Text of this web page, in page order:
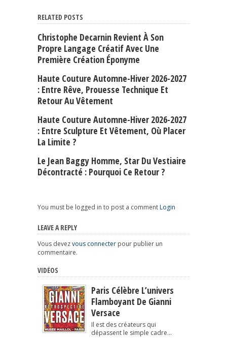
RELATED POSTS
Christophe Decarnin Revient À Son
Propre Langage Créatif Avec Une
Première Création Éponyme
Haute Couture Automne-Hiver 2026-2027
: Entre Rêve, Prouesse Technique Et
Retour Au Vêtement
Haute Couture Automne-Hiver 2026-2027
: Entre Sculpture Et Vêtement, Où Placer
La Limite ?
Le Jean Baggy Homme, Star Du Vestiaire
Décontracté : Pourquoi Ce Retour ?
You must be logged in to post a commentLogin
LEAVE A REPLY
Vous devezvous connecter pour publier un
commentaire.
VIDÉOS
Paris Célèbre L’univers
Flamboyant De Gianni
Versace
Il est des créateurs qui
dépassent le simple cadre...